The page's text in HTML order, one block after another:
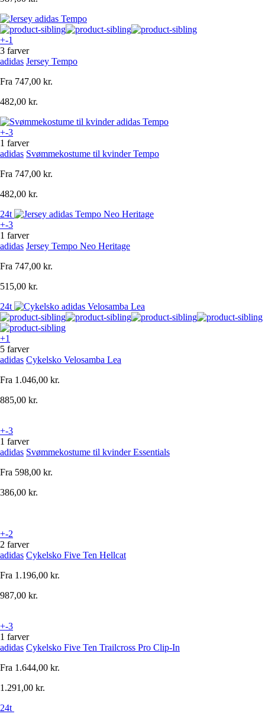
+-1
3 farver
adidas Jersey Tempo
Fra 747,00 kr.
482,00 kr.
+-3
1 farver
adidas Svømmekostume til kvinder Tempo
Fra 747,00 kr.
482,00 kr.
24t
+-3
1 farver
adidas Jersey Tempo Neo Heritage
Fra 747,00 kr.
515,00 kr.
24t
+1
5 farver
adidas Cykelsko Velosamba Lea
Fra 1.046,00 kr.
885,00 kr.
+-3
1 farver
adidas Svømmekostume til kvinder Essentials
Fra 598,00 kr.
386,00 kr.
+-2
2 farver
adidas Cykelsko Five Ten Hellcat
Fra 1.196,00 kr.
987,00 kr.
+-3
1 farver
adidas Cykelsko Five Ten Trailcross Pro Clip-In
Fra 1.644,00 kr.
1.291,00 kr.
24t